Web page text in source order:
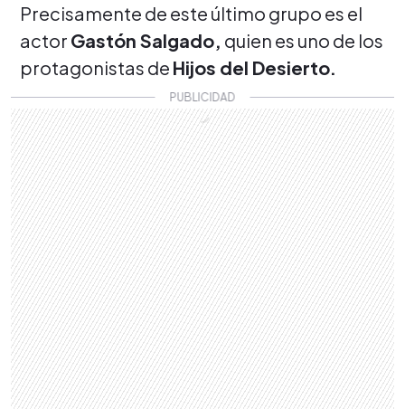
Precisamente de este último grupo es el
actor Gastón Salgado, quien es uno de los
protagonistas de Hijos del Desierto.